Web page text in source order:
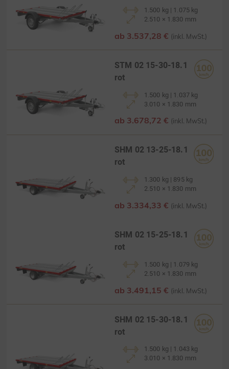
1.500 kg | 1.075 kg
2.510 × 1.830 mm
ab 3.537,28 € (inkl. MwSt.)
STM 02 15-30-18.1
rot
1.500 kg | 1.037 kg
3.010 × 1.830 mm
ab 3.678,72 € (inkl. MwSt.)
SHM 02 13-25-18.1
rot
1.300 kg | 895 kg
2.510 × 1.830 mm
ab 3.334,33 € (inkl. MwSt.)
SHM 02 15-25-18.1
rot
1.500 kg | 1.079 kg
2.510 × 1.830 mm
ab 3.491,15 € (inkl. MwSt.)
SHM 02 15-30-18.1
rot
1.500 kg | 1.043 kg
3.010 × 1.830 mm